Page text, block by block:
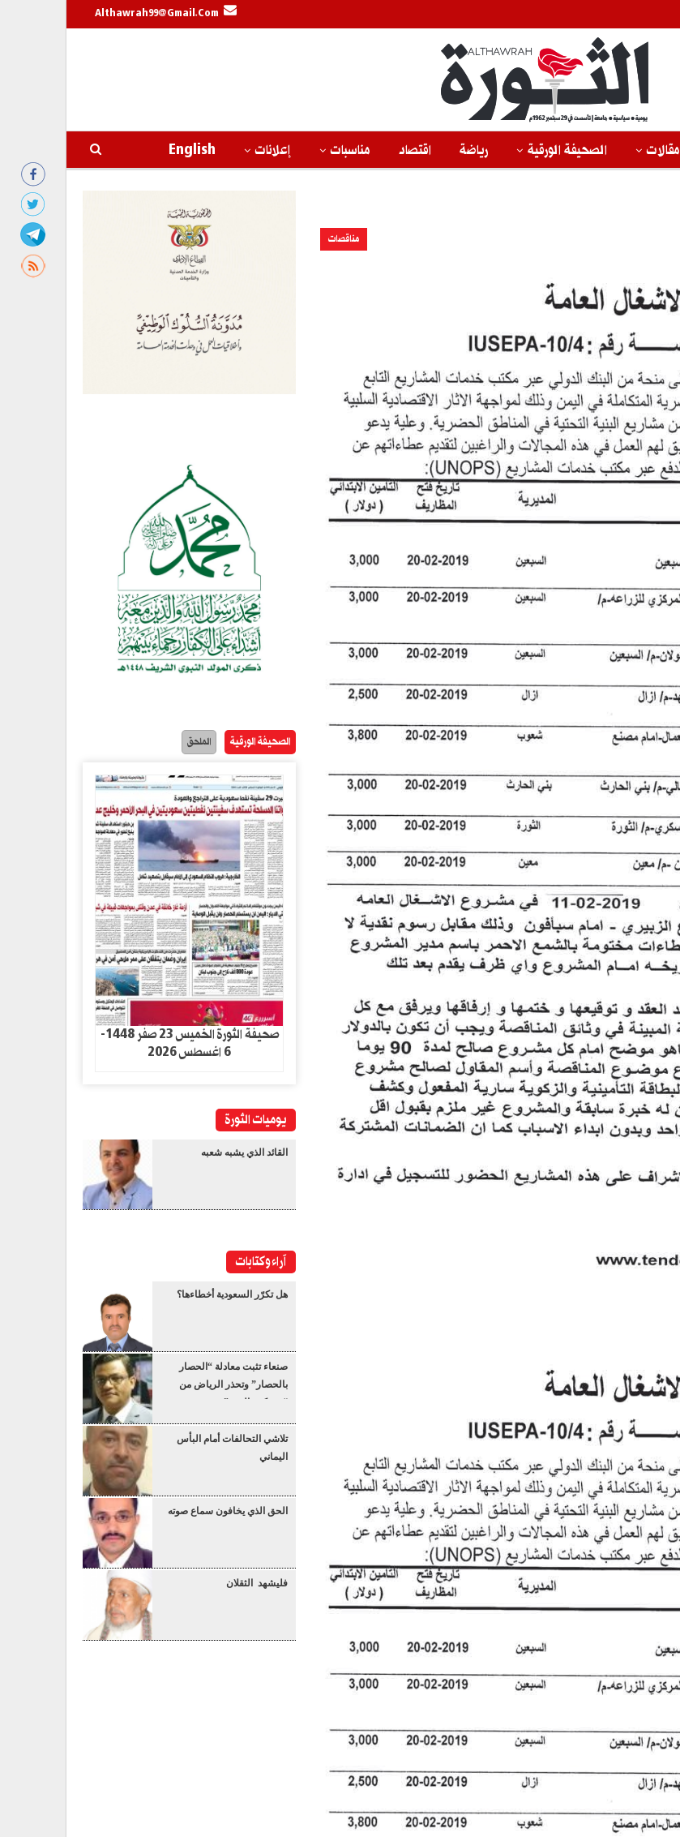
Althawrah99@gmail.com
مقالات الصحيفة الورقية رياضة اقتصاد مناسبات إعلانات English
مناقصات
الصحيفة الورقية الملحق
صحيفة الثورة الخميس 23 صفر 1448-
6 اغسطس 2026
يوميات الثورة
القائد الذي يشبه شعبه
آراء وكتابات
هل تكرّر السعودية أخطاءها؟
صنعاء تثبت معادلة “الحصار
بالحصار” وتحذر الرياض من
“عسكرة البحر”
تلاشي التحالفات أمام البأس
اليماني
الحق الذي يخافون سماع صوته
فليشهد الثقلان